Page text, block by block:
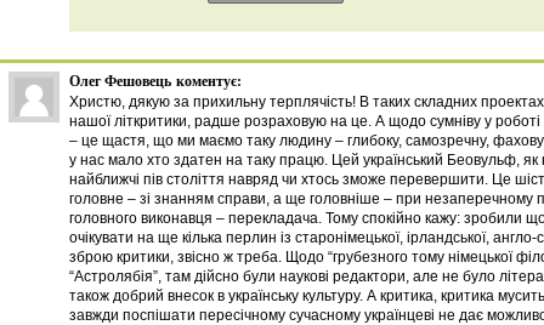
Олег Фешовець коментує:
Христю, дякую за прихильну терплячість! В таких складних
нашої літкритики, радше розраховую на це. А щодо сумніву у
– це щастя, що ми маємо таку людину – глибоку, самозречну,
у нас мало хто здатен на таку працю. Цей український Беовульф,
найближчі пів століття навряд чи хтось зможе перевершити. Це
головне – зі знанням справи, а ще головніше – при незаперечному
головного виконавця – перекладача. Тому спокійно кажу: зробили
очікувати на ще кілька перлин із старонімецької, ірландської,
зброю критики, звісно ж треба. Щодо “грубезного тому німецької
“Астролябія”, там дійсно були наукові редактори, але не було
також добрий внесок в українську культуру. А критика, критика
завжди поспішати пересічному сучасному українцеві не дає